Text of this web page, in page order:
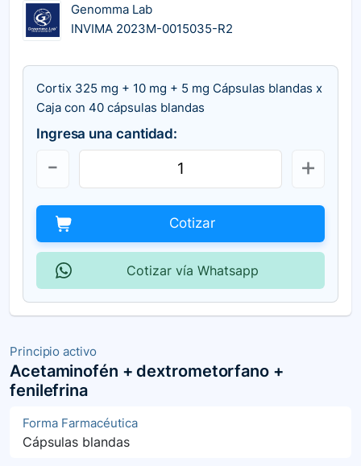
Principio activo
Acetaminofén + dextrometorfano +
fenilefrina
Forma Farmacéutica
Cápsulas blandas
Genomma Lab
INVIMA 2023M-0015035-R2
Cortix 325 mg + 10 mg + 5 mg Cápsulas blandas x
Caja con 40 cápsulas blandas
Ingresa una cantidad:
Cotizar
Cotizar vía Whatsapp